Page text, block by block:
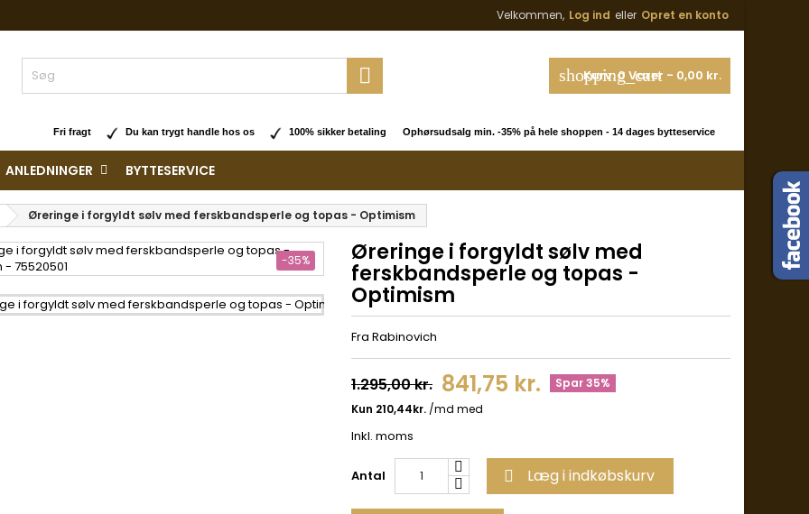
Velkommen, Log ind eller Opret en konto
shopping_cart
Kurv:0 Varer - 0,00 kr.

Fri fragt Du kan trygt handle hos os 100% sikker betaling Ophørsudsalg min. -35% på hele shoppen - 14 dages bytteservice
ANLEDNINGER BYTTESERVICE
Øreringe i forgyldt sølv med ferskbandsperle og topas - Optimism
-35% Øreringe i forgyldt sølv med
ferskbandsperle og topas -
Optimism
Fra Rabinovich
1.295,00 kr. 841,75 kr. Spar 35%
Inkl. moms
Antal  Læg i indkøbskurv